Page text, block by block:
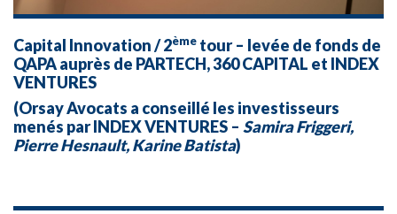
Capital Innovation / 2ème tour – levée de fonds de
QAPAauprès de PARTECH, 360 CAPITAL et INDEX
VENTURES
(Orsay Avocats a conseillé les investisseurs
menés parINDEX VENTURES – Samira Friggeri,
Pierre Hesnault, Karine Batista)